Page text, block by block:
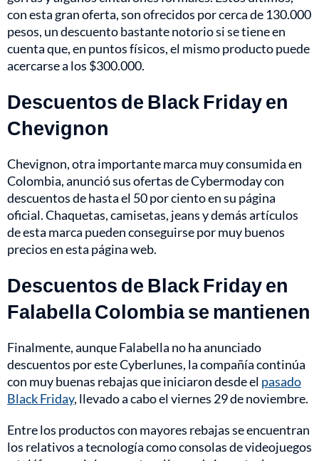
con esta gran oferta, son ofrecidos por cerca de 130.000
pesos, un descuento bastante notorio si se tiene en
cuenta que, en puntos físicos, el mismo producto puede
acercarse a los $300.000.
Descuentos de Black Friday en
Chevignon
Chevignon, otra importante marca muy consumida en
Colombia, anunció sus ofertas de Cybermoday con
descuentos de hasta el 50 por ciento en su página
oficial. Chaquetas, camisetas, jeans y demás artículos
de esta marca pueden conseguirse por muy buenos
precios en esta página web.
Descuentos de Black Friday en
Falabella Colombia se mantienen
Finalmente, aunque Falabella no ha anunciado
descuentos por este Cyberlunes, la compañía continúa
con muy buenas rebajas que iniciaron desde el pasado
Black Friday, llevado a cabo el viernes 29 de noviembre.
Entre los productos con mayores rebajas se encuentran
los relativos a tecnología como consolas de videojuegos